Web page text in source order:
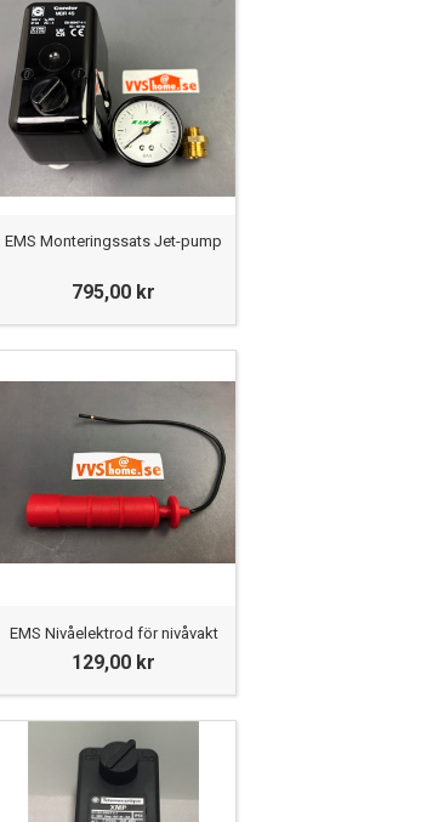
EMS Monteringssats Jet-pump
795,00 kr
EMS Nivåelektrod för nivåvakt
129,00 kr